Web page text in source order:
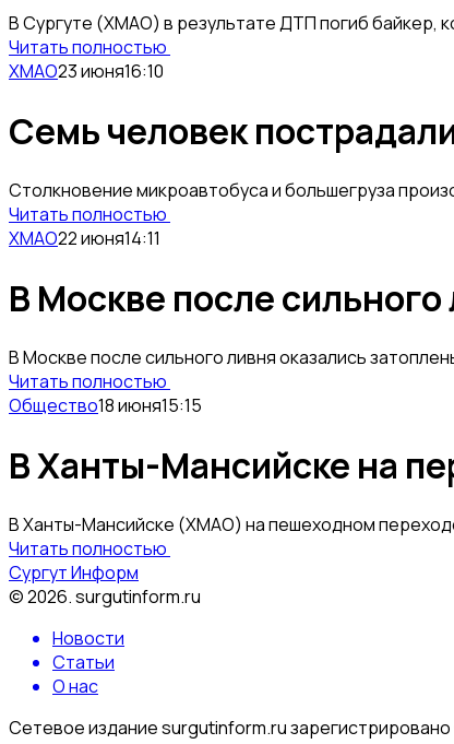
В Сургуте (ХМАО) в результате ДТП погиб байкер,
Читать полностью
ХМАО23 июня16:10
Семь человек
Столкновение микроавтобуса и большегруза
Читать полностью
ХМАО22 июня14:11
В Москве после
В Москве после сильного ливня оказались
Читать полностью
Общество18 июня15:15
В Ханты-Мансийске на
В Ханты-Мансийске (ХМАО) на пешеходном
Читать полностью
Сургут Информ
©2026.surgutinform.ru
Новости
Статьи
О нас
Сетевое издание surgutinform.ru